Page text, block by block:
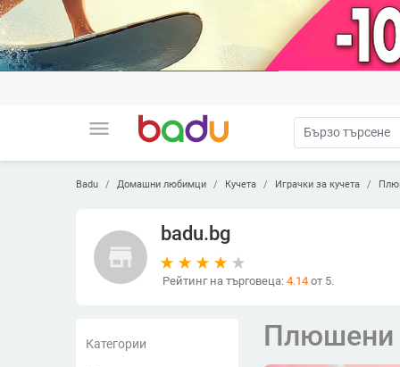
menu
Badu Домашни любимци Кучета Играчки за кучета
store
badu.bg
Рейтинг на търговеца: 4.14 от 5.
Категории Плюшени